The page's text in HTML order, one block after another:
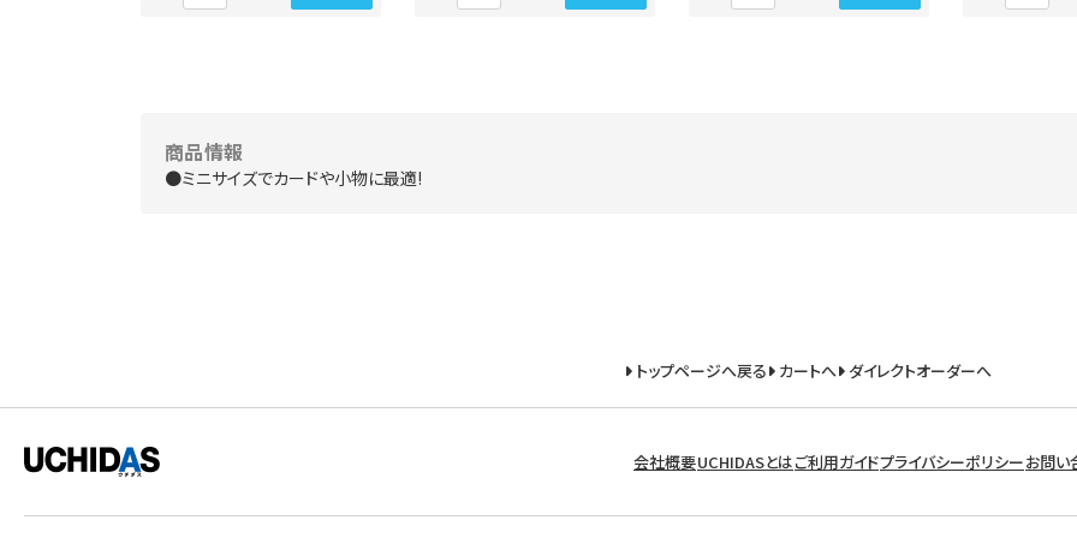
商品情報
●ミニサイズでカードや小物に最適!
トップページへ戻る カートへ ダイレクトオーダーへ
会社概要UCHIDASとはご利用ガイドプライバシーポリシーお問い